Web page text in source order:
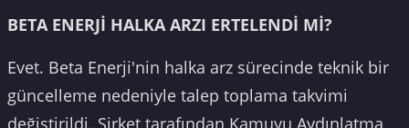
BETA ENERJİ HALKA ARZI ERTELENDİ Mİ?
Evet. Beta Enerji'nin halka arz sürecinde teknik bir
güncelleme nedeniyle talep toplama takvimi